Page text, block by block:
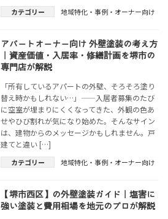
カテゴリー 地域特化・事例・オーナー向け
アパートオーナー向け 外壁塗装の考え方
｜資産価値・入居率・修繕計画を堺市の
専門店が解説
「所有しているアパートの外壁、そろそろ塗り
替え時かもしれない…」——入居者募集のたび
に空室が埋まりにくくなってきた、外観の色あ
せやひび割れが気になり始めた。そんなサイン
は、建物からのメッセージかもしれません。戸
建てと違い […]
カテゴリー 地域特化・事例・オーナー向け
【堺市西区】の外壁塗装ガイド｜塩害に
強い塗装と費用相場を地元のプロが解説